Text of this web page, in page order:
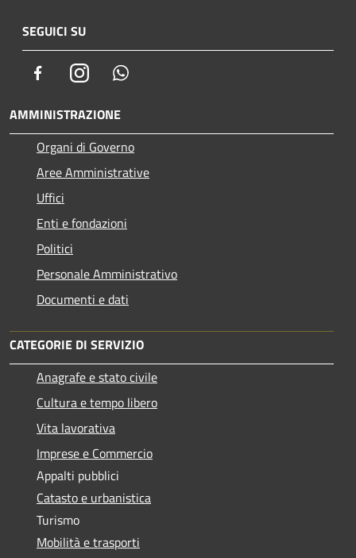
SEGUICI SU
FacebookInstagram
AMMINISTRAZIONE
Organi di Governo
Aree Amministrative
Uffici
Enti e fondazioni
Politici
Personale Amministrativo
Documenti e dati
CATEGORIE DI SERVIZIO
Anagrafe e stato civile
Cultura e tempo libero
Vita lavorativa
Imprese e Commercio
Appalti pubblici
Catasto e urbanistica
Turismo
Mobilità e trasporti